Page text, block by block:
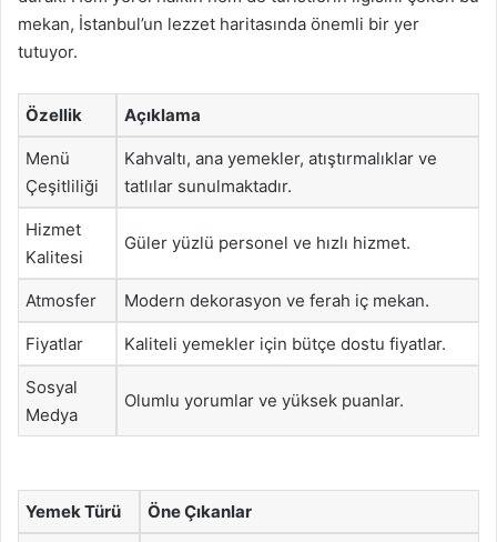
mekan, İstanbul’un lezzet haritasında önemli bir yer
tutuyor.
Özellik Açıklama
Menü
Çeşitliliği
Kahvaltı, ana yemekler, atıştırmalıklar ve
tatlılar sunulmaktadır.
Hizmet
Kalitesi
Güler yüzlü personel ve hızlı hizmet.
Atmosfer Modern dekorasyon ve ferah iç mekan.
Fiyatlar Kaliteli yemekler için bütçe dostu fiyatlar.
Sosyal
Medya
Olumlu yorumlar ve yüksek puanlar.
Yemek Türü Öne Çıkanlar